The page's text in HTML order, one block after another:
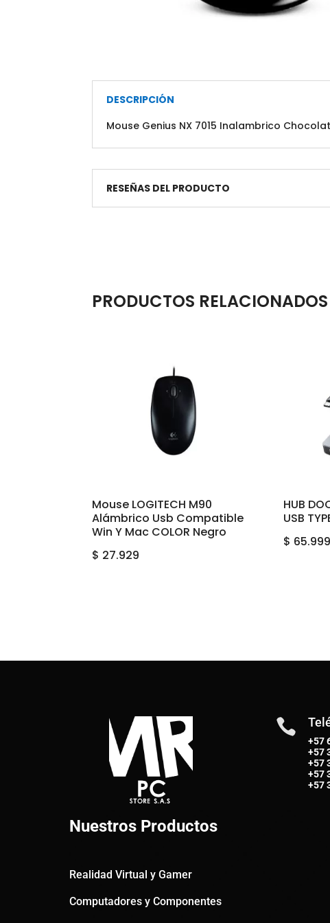
DESCRIPCIÓN
Mouse Genius NX 7015 Inalambrico
RESEÑAS DEL PRODUCTO
PRODUCTOS RELACIONADOS
Mouse LOGITECH M90
Alámbrico Usb Compatible
Win Y Mac COLOR Negro
$ 27.929
HUB
USB
$ 65.999

+57
+57
+57
+57
+57
Nuestros Productos
Realidad Virtual y Gamer
Computadores y Componentes